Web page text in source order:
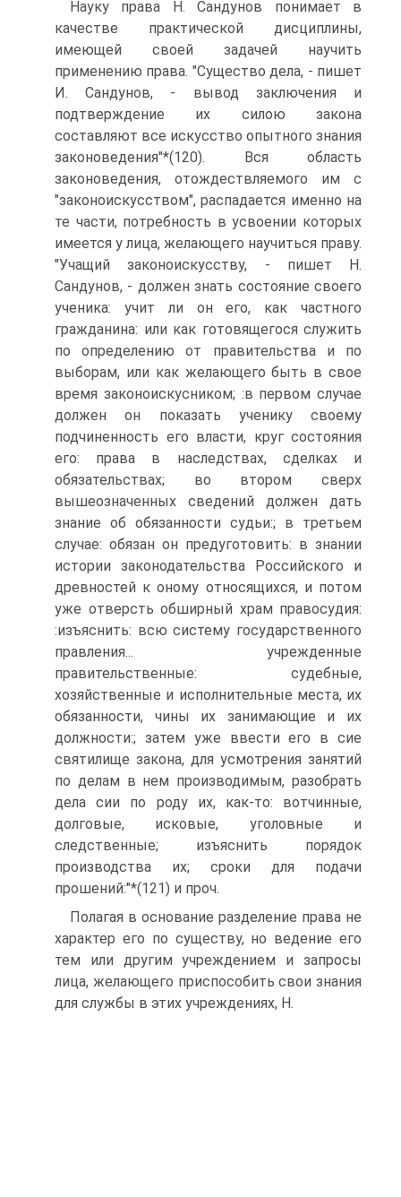
Науку права Н. Сандунов понимает в
качестве практической дисциплины,
имеющей своей задачей научить
применению права. "Существо дела, - пишет
И. Сандунов, - вывод заключения и
подтверждение их силою закона
составляют все искусство опытного знания
законоведения"*(120). Вся область
законоведения, отождествляемого им с
"законоискусством", распадается именно на
те части, потребность в усвоении которых
имеется у лица, желающего научиться праву.
"Учащий законоискусству, - пишет Н.
Сандунов, - должен знать состояние своего
ученика: учит ли он его, как частного
гражданина: или как готовящегося служить
по определению от правительства и по
выборам, или как желающего быть в свое
время законоискусником; :в первом случае
должен он показать ученику своему
подчиненность его власти, круг состояния
его: права в наследствах, сделках и
обязательствах; во втором сверх
вышеозначенных сведений должен дать
знание об обязанности судьи:; в третьем
случае: обязан он предуготовить: в знании
истории законодательства Российского и
древностей к оному относящихся, и потом
уже отверсть обширный храм правосудия:
:изъяснить: всю систему государственного
правления... учрежденные
правительственные: судебные,
хозяйственные и исполнительные места, их
обязанности, чины их занимающие и их
должности:; затем уже ввести его в сие
святилище закона, для усмотрения занятий
по делам в нем производимым, разобрать
дела сии по роду их, как-то: вотчинные,
долговые, исковые, уголовные и
следственные; изъяснить порядок
производства их; сроки для подачи
прошений:"*(121) и проч.
Полагая в основание разделение права не
характер его по существу, но ведение его
тем или другим учреждением и запросы
лица, желающего приспособить свои знания
для службы в этих учреждениях, Н.